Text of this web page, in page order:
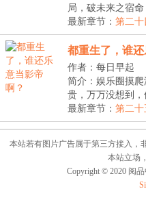
局，破未来之宿
人间...
最新章节： 第二
都重生了，谁
作者：每日早起
简介：娱乐圈摸
贵，万万没想到
生...
最新章节： 第二十
本站若有图片广告属于第三方接入，
本站立场
Copyright © 2020 阅